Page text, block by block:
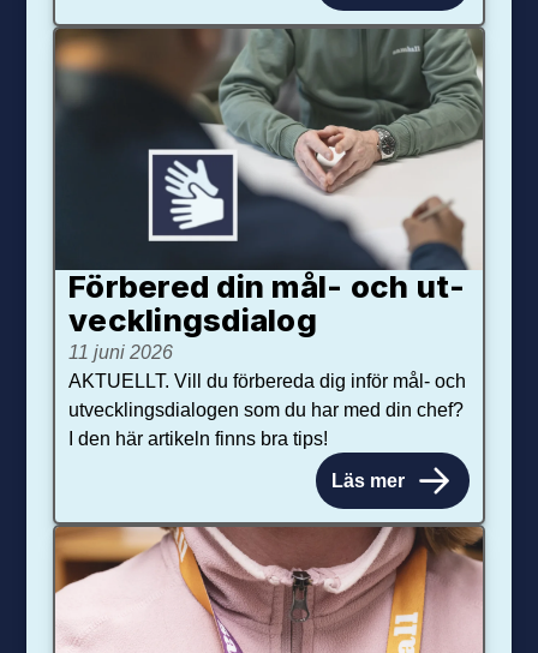
Förbered din mål- och ut­
veck­lings­dialog
11 juni 2026
AKTUELLT. Vill du förbereda dig inför mål- och
utvecklingsdialogen som du har med din chef?
I den här artikeln finns bra tips!
Läs mer